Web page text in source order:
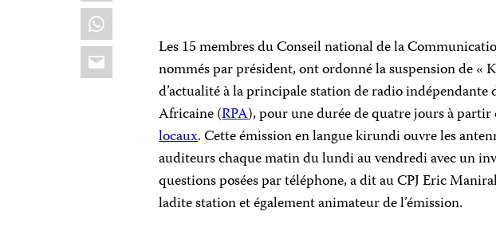
WhatsApp
Email
Les 15 membres du Conseil national de la
nommés par président, ont ordonné la suspension de «
d’actualité à la principale station de radio
Africaine (RPA), pour une durée de quatre jours à
locaux. Cette émission en langue kirundi ouvre les
auditeurs chaque matin du lundi au vendredi avec un
questions posées par téléphone, a dit au CPJ Eric
ladite station et également animateur de l’émission.